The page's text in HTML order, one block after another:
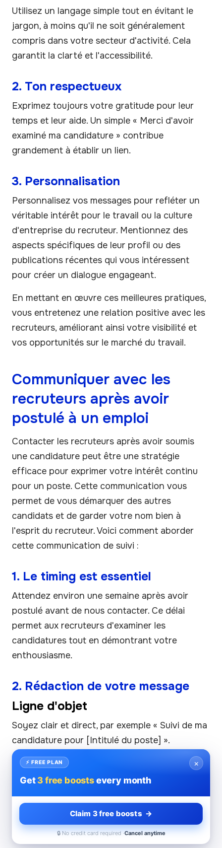
Utilisez un langage simple tout en évitant le
jargon, à moins qu'il ne soit généralement
compris dans votre secteur d'activité. Cela
garantit la clarté et l'accessibilité.
2. Ton respectueux
Exprimez toujours votre gratitude pour leur
temps et leur aide. Un simple « Merci d'avoir
examiné ma candidature » contribue
grandement à établir un lien.
3. Personnalisation
Personnalisez vos messages pour refléter un
véritable intérêt pour le travail ou la culture
d'entreprise du recruteur. Mentionnez des
aspects spécifiques de leur profil ou des
publications récentes qui vous intéressent
pour créer un dialogue engageant.
En mettant en œuvre ces meilleures pratiques,
vous entretenez une relation positive avec les
recruteurs, améliorant ainsi votre visibilité et
vos opportunités sur le marché du travail.
Communiquer avec les
recruteurs après avoir
postulé à un emploi
Contacter les recruteurs après avoir soumis
une candidature peut être une stratégie
efficace pour exprimer votre intérêt continu
pour un poste. Cette communication vous
permet de vous démarquer des autres
candidats et de garder votre nom bien à
l'esprit du recruteur. Voici comment aborder
cette communication de suivi :
1. Le timing est essentiel
Attendez environ une semaine après avoir
postulé avant de nous contacter. Ce délai
permet aux recruteurs d'examiner les
candidatures tout en démontrant votre
enthousiasme.
2. Rédaction de votre message
Ligne d'objet
Soyez clair et direct, par exemple « Suivi de ma
candidature pour [Intitulé du poste] ».
Présentation
Commencez par une salutation polie et
présentez-vous de nouveau en mentionnant le
titre du poste pour lequel vous avez postulé.
Exprimez un véritable intérêt
×
⚡ FREE PLAN
Get3 free boostsevery month
Claim 3 free boosts →
🔒 No credit card required ·Cancel anytime